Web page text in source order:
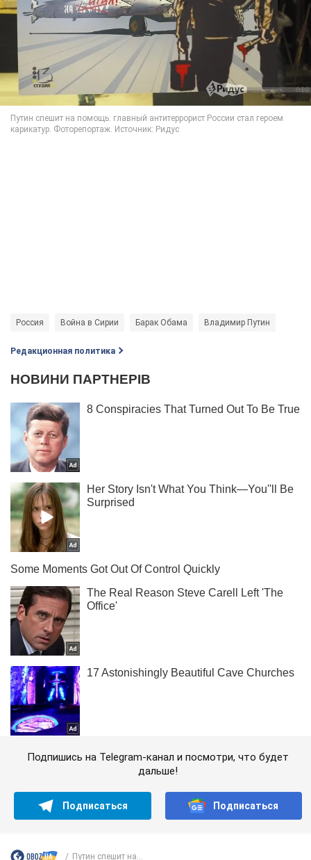
Россия Война в Сирии Барак Обама Владимир Путин
Редакционная политика
Подпишись на Telegram-канал и посмотри, что будет
дальше!
Подписаться Подписаться
Путин спешит на...